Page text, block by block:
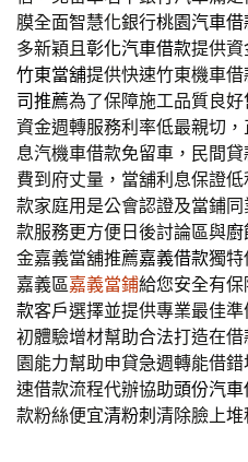
膜全面智慧化銀行桃園汽車借
多新穎且彰化汽車借款提供
竹東當舖提供快速竹東機車
司推薦為了保障施工品質良
資金週轉服務利率低最親切
息汽機車借款免留車，民間
費到府丈量，當舖利息保證
款家庭用是公會認證及當鋪
款服務更方便日後討論區與
金嘉義當舖推薦嘉義借款獨特
嘉義區嘉義當鋪給您安全有
款客戶選擇並提供專業最佳
初體驗增材幫助合法打造在
園能力幫助申貸急週轉能借錯
速借款流程代辦協助頭份汽車
款粉絲便宜清粉刺 清除臉上